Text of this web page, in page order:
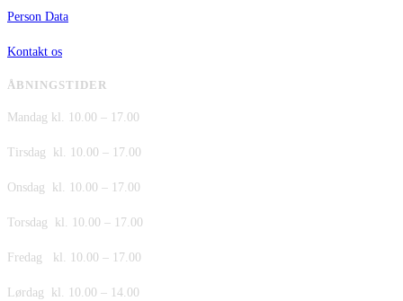
Person Data
Kontakt os
ÅBNINGSTIDER
Mandag kl. 10.00 – 17.00
Tirsdag kl. 10.00 – 17.00
Onsdag kl. 10.00 – 17.00
Torsdag kl. 10.00 – 17.00
Fredag kl. 10.00 – 17.00
Lørdag kl. 10.00 – 14.00